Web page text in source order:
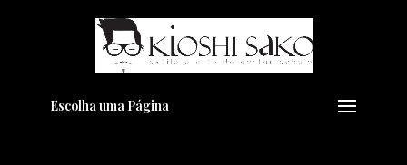
Escolha uma Página
Pensando em transformar seu
Visual??